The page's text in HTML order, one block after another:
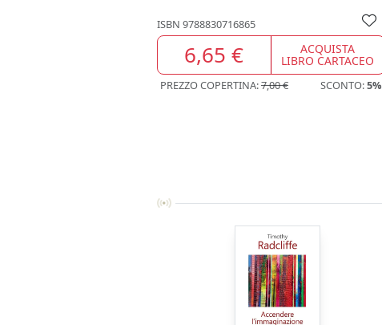
ISBN 9788830716865
6,65 € ACQUISTA
LIBRO CARTACEO
PREZZO COPERTINA:7,00 € SCONTO:5%